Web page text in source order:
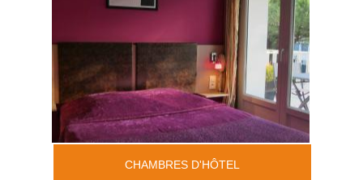
CHAMBRES D'HÔTEL